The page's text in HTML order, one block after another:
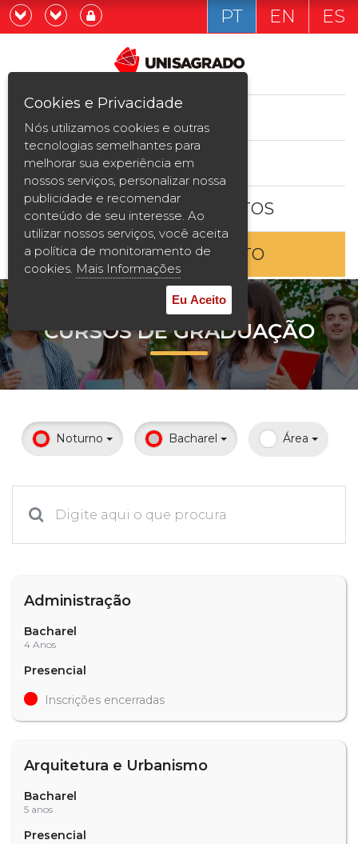
Graduação
Pós-graduação e MBA
Curta Duração
Vestibular
2ª Graduação
Transferência
Reingresso
Prouni
Desconto de pontualidade
Calendário acadêmico
Já sou estudande
Quero ser estudante
PT EN ES
ESTUDE AQUI
BOLSAS E DESCONTOS
ENTRE EM CONTATO
CURSOS DE GRADUAÇÃO
Noturno Bacharel Área
Administração
Bacharel
4 Anos
Presencial
Inscrições encerradas
Arquitetura e Urbanismo
Bacharel
5 anos
Presencial
Cookies e Privacidade
Nós utilizamos cookies e outras
tecnologias semelhantes para
melhorar sua experiência em
nossos serviços, personalizar nossa
publicidade e recomendar
conteúdo de seu interesse. Ao
utilizar nossos serviços, você aceita
a política de monitoramento de
cookies. Mais Informações
Eu Aceito